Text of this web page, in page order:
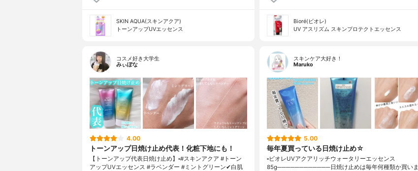
SKIN AQUA(スキンアクア)
トーンアップUVエッセンス
Bioré(ビオレ)
UV アスリズム スキンプロテクトエッセンス
コスメ好き大学生
みぃぽな
4.00
トーンアップ日焼け止め代表！化粧下地にも！
【トーンアップ代表日焼け止め】▫️#スキンアクア #トーン
アップUVエッセンス #ラベンダー #ミントグリーン✔白肌
スキンケア大好き！
Maruko
5.00
毎年夏買っている日焼け止め☆
▫️ビオレUVアクアリッチウォータリーエッセンス
85g────────────日焼け止めは毎年何種類か買いま